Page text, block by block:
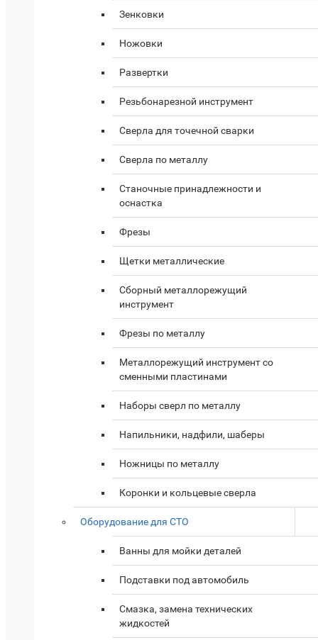
Зенковки
Ножовки
Развертки
Резьбонарезной инструмент
Сверла для точечной сварки
Сверла по металлу
Станочные принадлежности и
оснастка
Фрезы
Щетки металлические
Сборный металлорежущий
инструмент
Фрезы по металлу
Металлорежущий инструмент со
сменными пластинами
Наборы сверл по металлу
Напильники, надфили, шаберы
Ножницы по металлу
Коронки и кольцевые сверла
Оборудование для СТО
Ванны для мойки деталей
Подставки под автомобиль
Смазка, замена технических
жидкостей